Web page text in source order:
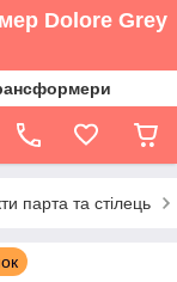
Dolore Grey
парта та стілець